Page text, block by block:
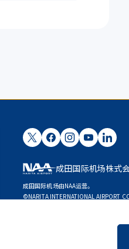
成田国际机场株式
成田国际机场由NAA运营。
©NARITA INTERNATIONAL AIRPORT